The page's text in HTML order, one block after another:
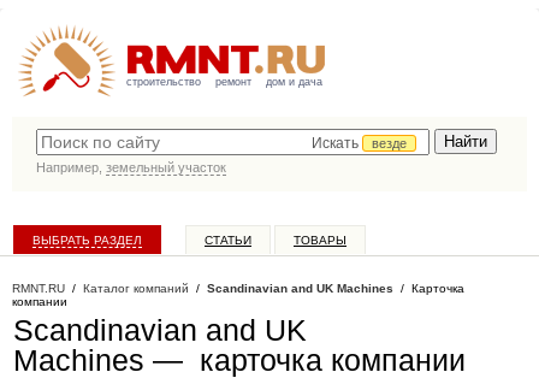
строительство ремонт дом и дача
Искать
везде
Например, земельный участок
ВЫБРАТЬ РАЗДЕЛ СТАТЬИ ТОВАРЫ
RMNT.RU / Каталог компаний / Scandinavian and UK Machines / Карточка
компании
Scandinavian and UK
Machines — карточка компании